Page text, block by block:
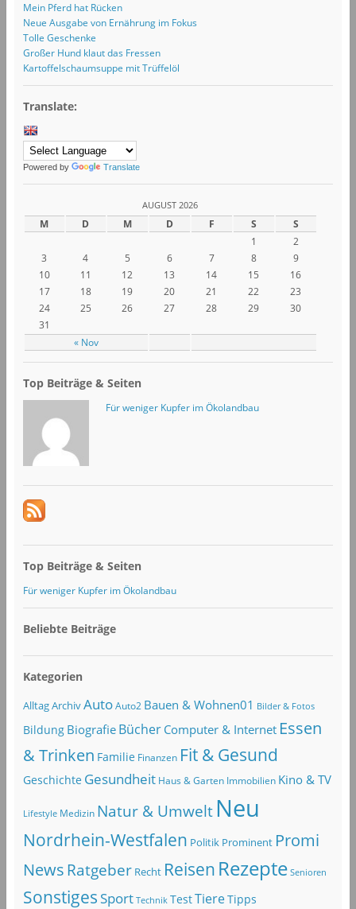
Mein Pferd hat Rücken
Neue Ausgabe von Ernährung im Fokus
Tolle Geschenke
Großer Hund klaut das Fressen
Kartoffelschaumsuppe mit Trüffelöl
Translate:
Powered by Translate
AUGUST 2026
M D M D F S S
« Nov
1
2
3
4 5 6 7 8
9
10
11 12 13 14 15
16
17
18 19 20 21 22
23
24
25 26 27 28 29
30
31
Top Beiträge & Seiten
Für weniger Kupfer im Ökolandbau
Top Beiträge & Seiten
Für weniger Kupfer im Ökolandbau
Beliebte Beiträge
Kategorien
AlltagArchivAuto Auto2 Bauen & Wohnen01 Bilder & Fotos
Bildung Biografie Bücher Computer & Internet Essen
& Trinken Familie Finanzen Fit & Gesund
Geschichte Gesundheit Haus & Garten Immobilien Kino & TV
Lifestyle Medizin Natur & Umwelt Neu
Nordrhein-Westfalen Politik Prominent Promi
NewsRatgeber Recht Reisen Rezepte Senioren
SonstigesSport Technik TestTiereTipps